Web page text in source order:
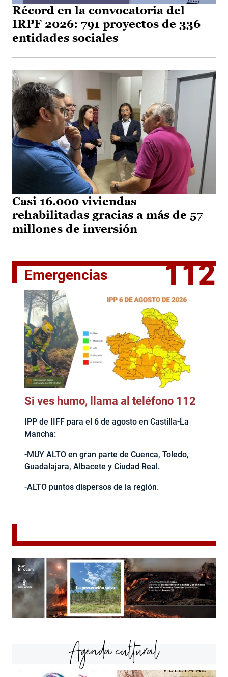
Récord en la convocatoria del
IRPF 2026: 791 proyectos de 336
entidades sociales
Casi 16.000 viviendas
rehabilitadas gracias a más de 57
millones de inversión
Emergencias 112
Si ves humo, llama al teléfono 112
IPP de IIFF para el 6 de agosto en Castilla-La
Mancha:
-MUY ALTO en gran parte de Cuenca, Toledo,
Guadalajara, Albacete y Ciudad Real.
-ALTO puntos dispersos de la región.
Agenda cultural